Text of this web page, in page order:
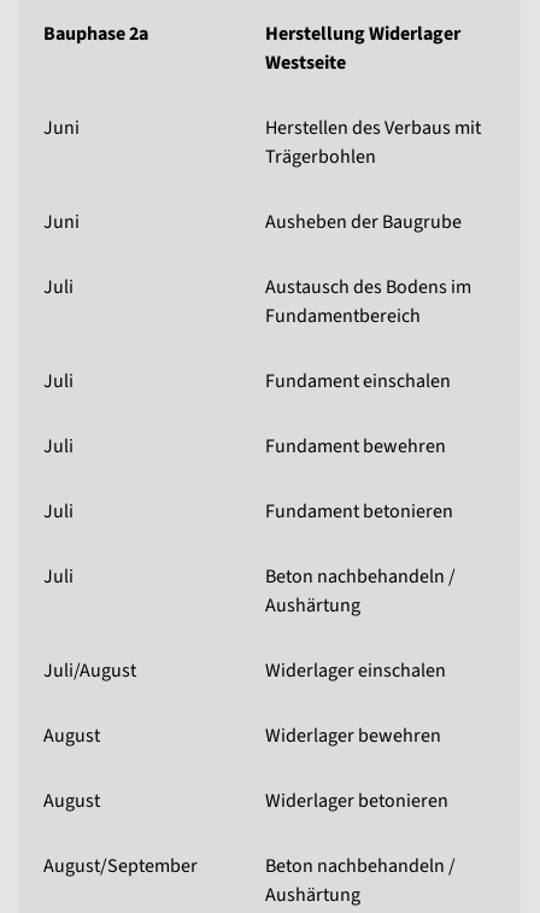
Bauphase 2a
Herstellung Widerlager
Westseite
Juni
Herstellen des Verbaus mit
Trägerbohlen
Juni Ausheben der Baugrube
Juli
Austausch des Bodens im
Fundamentbereich
Juli Fundament einschalen
Juli Fundament bewehren
Juli Fundament betonieren
Juli
Beton nachbehandeln /
Aushärtung
Juli/August Widerlager einschalen
August Widerlager bewehren
August Widerlager betonieren
August/September
Beton nachbehandeln /
Aushärtung